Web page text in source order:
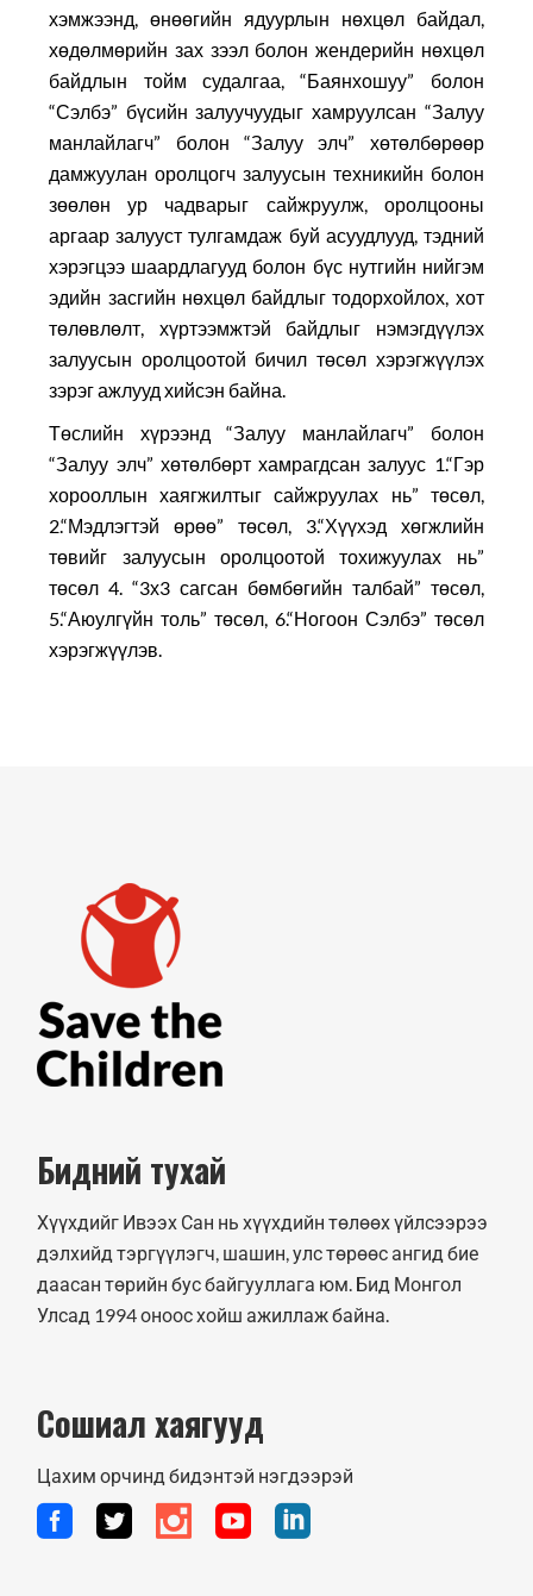
хэмжээнд, өнөөгийн ядуурлын нөхцөл байдал,
хөдөлмөрийн зах зээл болон жендерийн нөхцөл
байдлын тойм судалгаа, “Баянхошуу” болон
“Сэлбэ” бүсийн залуучуудыг хамруулсан “Залуу
манлайлагч” болон “Залуу элч” хөтөлбөрөөр
дамжуулан оролцогч залуусын техникийн болон
зөөлөн ур чадварыг сайжруулж, оролцооны
аргаар залууст тулгамдаж буй асуудлууд, тэдний
хэрэгцээ шаардлагууд болон бүс нутгийн нийгэм
эдийн засгийн нөхцөл байдлыг тодорхойлох, хот
төлөвлөлт, хүртээмжтэй байдлыг нэмэгдүүлэх
залуусын оролцоотой бичил төсөл хэрэгжүүлэх
зэрэг ажлууд хийсэн байна.
Төслийн хүрээнд “Залуу манлайлагч” болон
“Залуу элч” хөтөлбөрт хамрагдсан залуус 1.“Гэр
хорооллын хаягжилтыг сайжруулах нь” төсөл,
2.“Мэдлэгтэй өрөө” төсөл, 3.“Хүүхэд хөгжлийн
төвийг залуусын оролцоотой тохижуулах нь”
төсөл 4. “3х3 сагсан бөмбөгийн талбай” төсөл,
5.“Аюулгүйн толь” төсөл, 6.“Ногоон Сэлбэ” төсөл
хэрэгжүүлэв.
Бидний тухай
Хүүхдийг Ивээх Сан нь хүүхдийн төлөөх үйлсээрээ
дэлхийд тэргүүлэгч, шашин, улс төрөөс ангид бие
даасан төрийн бус байгууллага юм. Бид Монгол
Улсад 1994 оноос хойш ажиллаж байна.
Сошиал хаягууд
Цахим орчинд бидэнтэй нэгдээрэй